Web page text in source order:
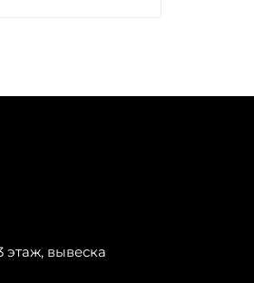
этаж, вывеска